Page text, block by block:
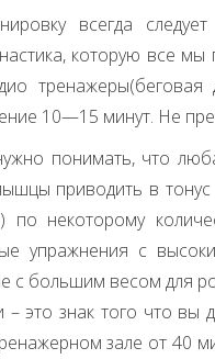
всегда
которую все
тренажеры(беговая
10—15 минут. Не
понимать, что
приводить в
по некоторому
упражнения с
с большим весом для
– это знак того что
зале от 40